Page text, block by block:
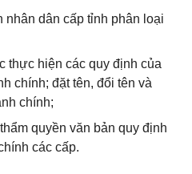
dân cấp tỉnh phân loại
thực hiện các quy định của
chính; đặt tên, đổi tên và
chính;
quyền văn bản quy định
các cấp.